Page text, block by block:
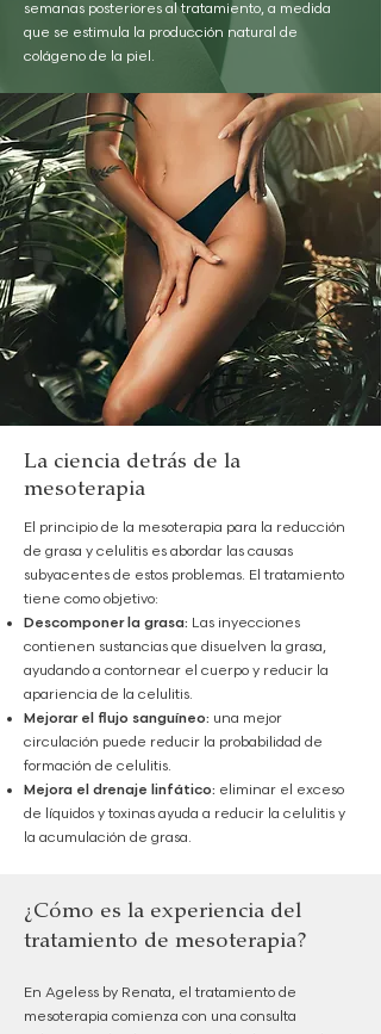
semanas posteriores al tratamiento, a medida
que se estimula la producción natural de
colágeno de la piel.
La ciencia detrás de la
mesoterapia
El principio de la mesoterapia para la reducción
de grasa y celulitis es abordar las causas
subyacentes de estos problemas. El tratamiento
tiene como objetivo:
Descomponer la grasa: Las inyecciones
contienen sustancias que disuelven la grasa,
ayudando a contornear el cuerpo y reducir la
apariencia de la celulitis.
Mejorar el flujo sanguíneo: una mejor
circulación puede reducir la probabilidad de
formación de celulitis.
Mejora el drenaje linfático: eliminar el exceso
de líquidos y toxinas ayuda a reducir la celulitis y
la acumulación de grasa.
¿Cómo es la experiencia del
tratamiento de mesoterapia?
En Ageless by Renata, el tratamiento de
mesoterapia comienza con una consulta